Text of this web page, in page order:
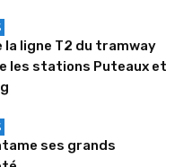
la ligne T2 du tramway
les stations Puteaux et
ses grands